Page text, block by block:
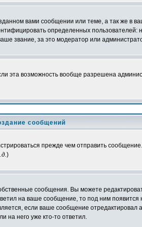
вами сообщении или теме, а так же в
определенных
звание, за это модератор или
эта возможность вообще разрешена
сообщений
прежде чем отправить
)
сообщения. Вы можете
на ваше сообщение, то под ним
если ваше сообщение отредактировал
на него уже кто-то ответил.